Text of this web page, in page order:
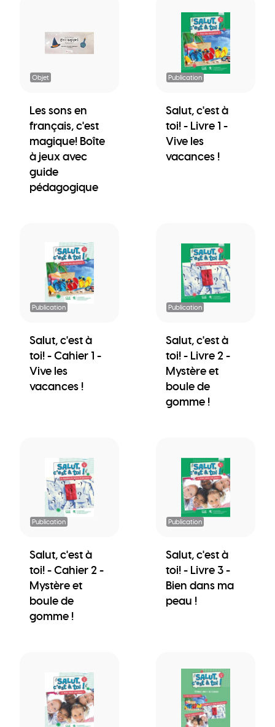
Objet
Les sons en
français, c'est
magique! Boîte
à jeux avec
guide
pédagogique
Publication
Salut, c'est à
toi! - Livre 1 -
Vive les
vacances !
Publication
Salut, c'est à
toi! - Cahier 1 -
Vive les
vacances !
Publication
Salut, c'est à
toi! - Livre 2 -
Mystère et
boule de
gomme !
Publication
Salut, c'est à
toi! - Cahier 2 -
Mystère et
boule de
gomme !
Publication
Salut, c'est à
toi! - Livre 3 -
Bien dans ma
peau !